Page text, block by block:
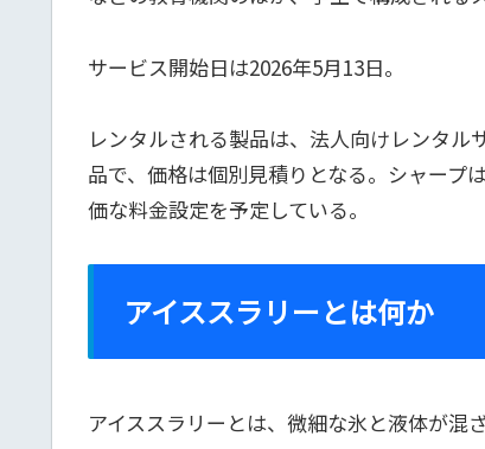
サービス開始日は2026年5月13日。
レンタルされる製品は、法人向けレンタ
品で、価格は個別見積りとなる。シャープ
価な料金設定を予定している。
アイススラリーとは何か
アイススラリーとは、微細な氷と液体が混